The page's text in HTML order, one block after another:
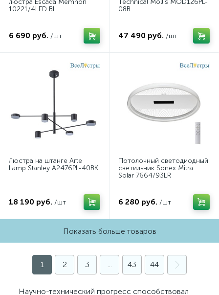
люстра Escada Memnon
10221/4LED BL
6 690 руб. /шт
Technical Mollis MOD126PL-
08B
47 490 руб. /шт
Люстра на штанге Arte
Lamp Stanley A2476PL-40BK
18 190 руб. /шт
Потолочный светодиодный
светильник Sonex Mitra
Solar 7664/93LR
6 280 руб. /шт
Показать больше товаров
1 2 3 ... 43 44
Научно-технический прогресс способствовал